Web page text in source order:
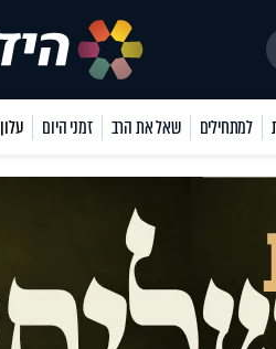
למתחילים שאל את הרב זמני היום עלון